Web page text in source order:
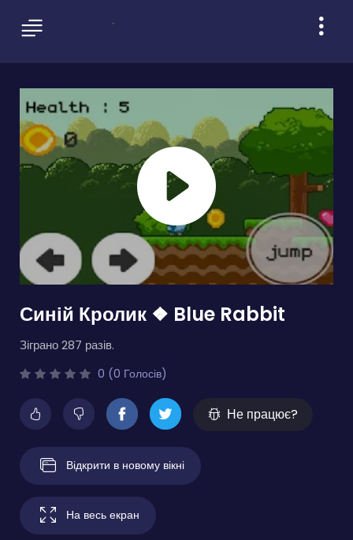
Синій Кролик ❖ Blue Rabbit
Зіграно 287 разів.
0 (0 Голосів)
Не працює?
Відкрити в новому вікні
На весь екран